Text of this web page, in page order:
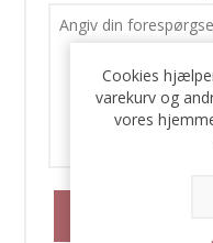
Cookies
varekurv og
vores